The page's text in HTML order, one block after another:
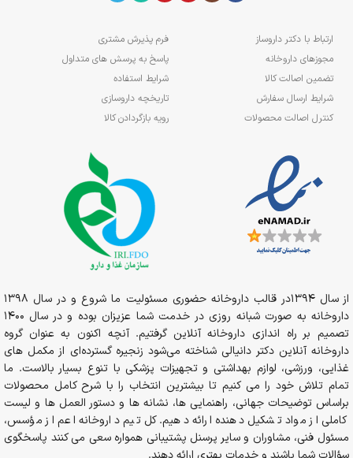
ارتباط با دکتر داروساز
مجوزهای داروخانه
تضمین اصالت کالا
شرایط ارسال سفارش
کنترل اصالت محصولات
فرم پذیرش مشتری
پاسخ به پرسش های متداول
شرایط استفاده
تاریخچه داروسازی
رویه بازگردادن کالا
از سال 1394در قالب داروخانه حضوری مسئولیت ما شروع و در سال 1398
داروخانه به صورت شبانه روزی در خدمت شما عزیزان بوده و در سال 1400
تصمیم بر راه اندازی داروخانه آنلاین گرفتیم. آنچه اکنون به عنوان گروه
داروخانه آنلاین دکتر دانیالی شناخته می‌شود زنجیره گسترده‌ای از مکمل های
غذایی، ورزشی، لوازم بهداشتی و تجهیزات پزشکی با تنوع بسیار بالاست. ما
تمام تلاش خود را می کنیم تا بیشترین انتخاب را با شرح کامل محصولات
براساس توضیحات جهانی، راهنمایی ها، نشانه ها و دستور العمل ها و لیست
کاملی از مواد تشکیل دهنده ارائه دهیم. کل تیم داروخانه اعم از مؤسس،
مسئول فنی، مشاوران و سایر پرسنل پشتیبانی همواره سعی می کنند پاسخگوی